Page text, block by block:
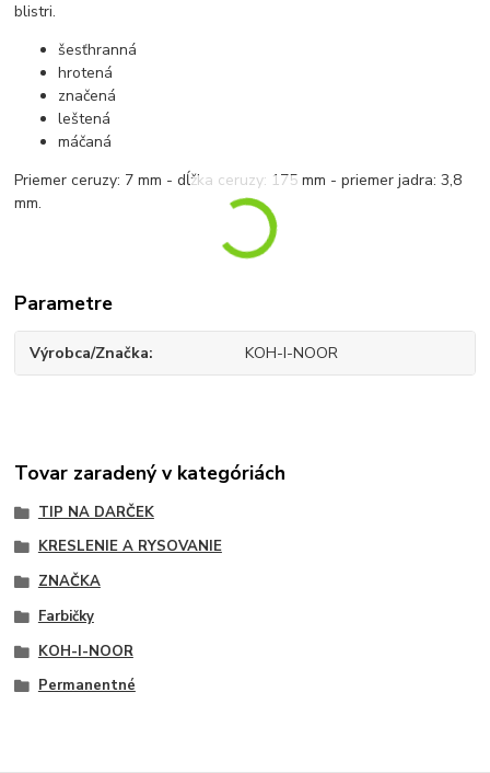
blistri.
šesťhranná
hrotená
značená
leštená
máčaná
Priemer ceruzy: 7 mm - dĺžka ceruzy: 175 mm - priemer jadra: 3,8
mm.
Parametre
Výrobca/Značka KOH-I-NOOR
Tovar zaradený v kategóriách
TIP NA DARČEK
KRESLENIE A RYSOVANIE
ZNAČKA
Farbičky
KOH-I-NOOR
Permanentné